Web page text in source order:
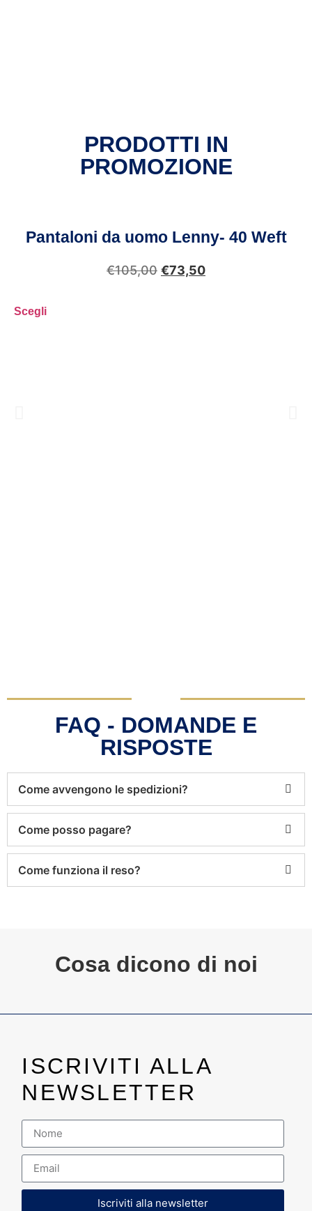
PRODOTTI IN
PROMOZIONE
Pantaloni da uomo Lenny- 40 Weft
€105,00 €73,50
Scegli
FAQ - DOMANDE E
RISPOSTE
Come avvengono le spedizioni?
Come posso pagare?
Come funziona il reso?
Cosa dicono di noi
ISCRIVITI ALLA
NEWSLETTER
Iscriviti alla newsletter